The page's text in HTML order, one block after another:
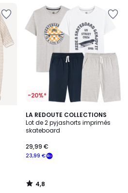
-20%*
LA REDOUTE COLLECTIONS
Lot de 2 pyjashorts imprimés
skateboard
23,99 €
29,99 €
4,8
/ 5
4,8
/